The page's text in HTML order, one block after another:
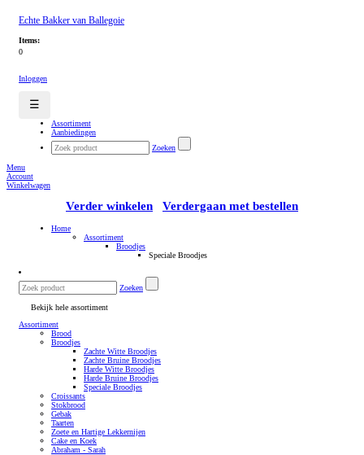
Echte Bakker van Ballegoie
Items:
0
Inloggen
☰
Assortiment
Aanbiedingen
Zoeken
Menu
Account
Winkelwagen
Verder winkelen Verdergaan met bestellen
Home
Assortiment
Broodjes
Speciale Broodjes
Zoeken
Bekijk hele assortiment
Assortiment
Brood
Broodjes
Zachte Witte Broodjes
Zachte Bruine Broodjes
Harde Witte Broodjes
Harde Bruine Broodjes
Speciale Broodjes
Croissants
Stokbrood
Gebak
Taarten
Zoete en Hartige Lekkernijen
Cake en Koek
Abraham - Sarah